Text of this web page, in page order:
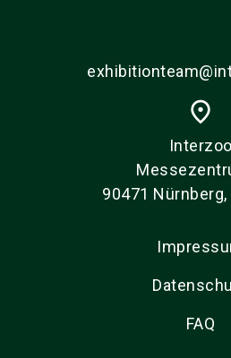
place
Interzoo
90471 Nürnberg,
FAQ